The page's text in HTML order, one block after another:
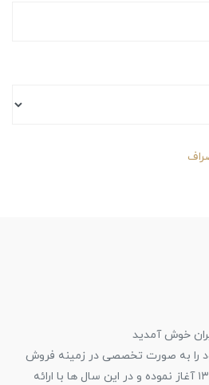
خوش آمدید
را به صورت تخصصی در زمینه فروش
لوازم جانبی موبایل از سال ۱۳۹۴ آغاز نموده و در این سال ها با ارائه